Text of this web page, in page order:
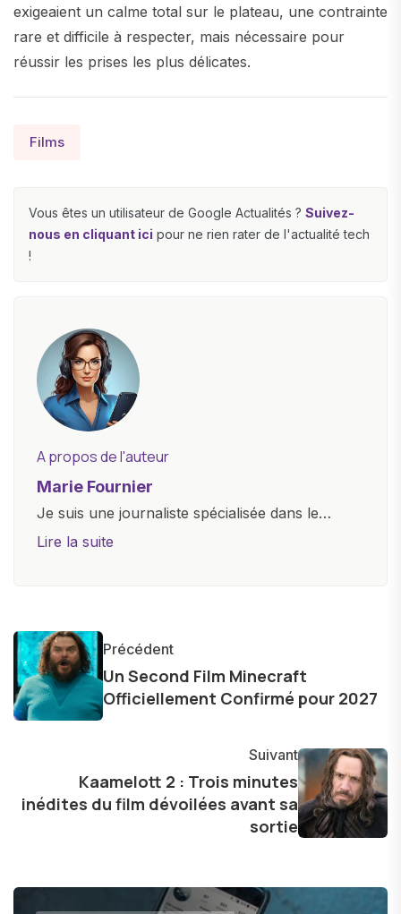
exigeaient un calme total sur le plateau, une contrainte
rare et difficile à respecter, mais nécessaire pour
réussir les prises les plus délicates.
Films
Vous êtes un utilisateur de Google Actualités ? Suivez-
nous en cliquant ici pour ne rien rater de l'actualité tech
!
A propos de l'auteur
Marie Fournier
Je suis une journaliste spécialisée dans le
domaine de la technologie, travaillant pour un
tablettes aux ordinateurs, montres connectées,
et jeux vidéo. Ma passion pour la technologie,
combinée à une solide formation technique, me
permet d'offrir des analyses approfondies et
Lire la suite
Précédent
Un Second Film Minecraft
Officiellement Confirmé pour 2027
Suivant
Kaamelott 2 : Trois minutes
inédites du film dévoilées avant sa
sortie